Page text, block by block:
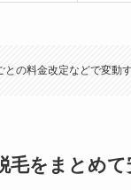
の料金改定などで変動
毛をまとめ